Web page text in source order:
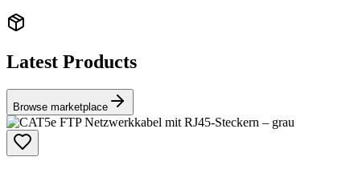
Latest Products
Browse marketplace